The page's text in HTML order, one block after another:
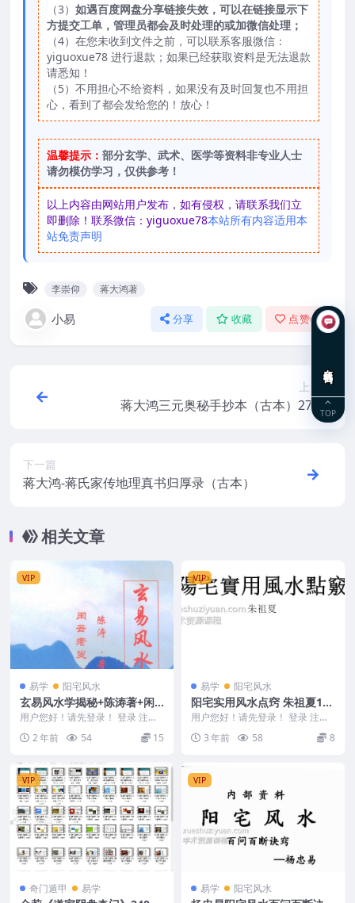
（3） 如遇百度网盘分享链接失效，可以在链接显示下
方提交工单，管理员都会及时处理的或加微信处理；
（4）在您未收到文件之前，可以联系客服微信：
yiguoxue78 进行退款；如果已经获取资料是无法退款
请悉知！
（5）不用担心不给资料，如果没有及时回复也不用担
心，看到了都会发给您的！放心！
温馨提示： 部分玄学、武术、医学等资料非专业人士
请勿模仿学习，仅供参考！
以上内容由网站用户发布，如有侵权，请联系我们立
即删除！联系微信：yiguoxue78本站所有内容适用本
站免责声明
李崇仰 蒋大鸿著
小易 分享 收藏 点赞( 0)
上一篇
蒋大鸿三元奥秘手抄本（古本）273页
下一篇
蒋大鸿-蒋氏家传地理真书归厚录（古本）
相关文章
VIP
易学 阳宅风水
玄易风水学揭秘+陈涛著+闲
云老叟审.pdf
用户您好！请先登录！ 登录 注册
玄易风水学揭秘+陈涛著+闲云老叟
审.pdf 2...
2 年前 54 15
VIP
易学 阳宅风水
阳宅实用风水点窍 朱祖夏103
PDF
用户您好！请先登录！ 登录 注册
阳宅实用风水点窍 朱祖夏 231168
3 年前 58 8
VIP
奇门遁甲 易学
VIP
易学 阳宅风水
TOP